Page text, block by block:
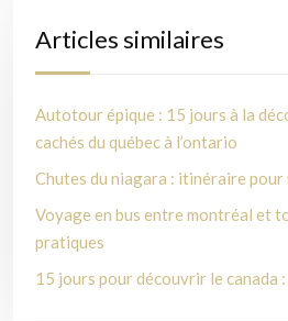
Articles similaires
Autotour épique : 15 jours à la
cachés du québec à l’ontario
Chutes du niagara : itinéraire pour
Voyage en bus entre montréal et
pratiques
15 jours pour découvrir le canada